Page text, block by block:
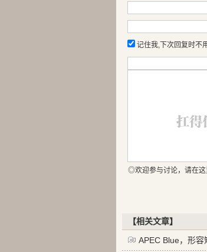
记住我,下次回复时不
◎欢迎参与讨论，请在这
【相关文章】
APEC Blue，形容